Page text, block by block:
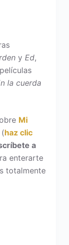
y Ed,
la cuerda
Mi
haz clic
a
enterarte
totalmente